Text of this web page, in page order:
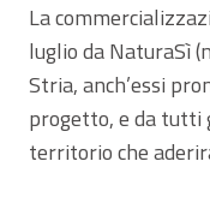
La
luglio da NaturaSì
Stria, anch’essi
progetto, e da tutti
territorio che